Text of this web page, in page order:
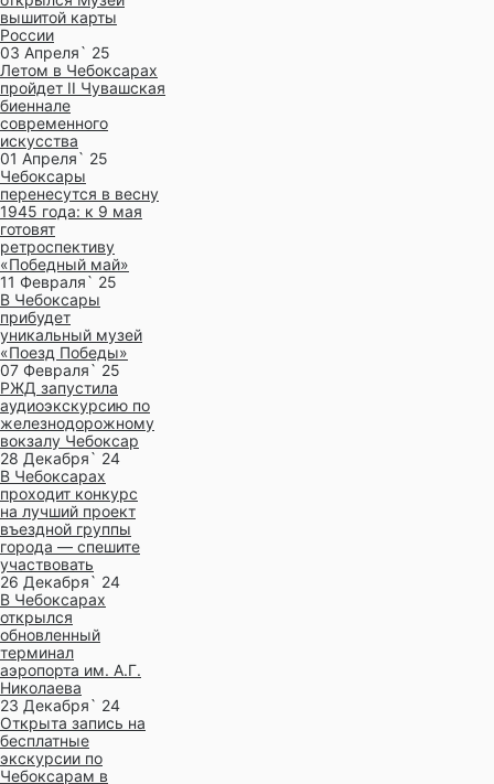
вышитой карты
России
03 Апреля` 25
Летом в Чебоксарах
пройдет II Чувашская
биеннале
современного
искусства
01 Апреля` 25
Чебоксары
перенесутся в весну
1945 года: к 9 мая
готовят
ретроспективу
«Победный май»
11 Февраля` 25
В Чебоксары
прибудет
уникальный музей
«Поезд Победы»
07 Февраля` 25
РЖД запустила
аудиоэкскурсию по
железнодорожному
вокзалу Чебоксар
28 Декабря` 24
В Чебоксарах
проходит конкурс
на лучший проект
въездной группы
города — спешите
участвовать
26 Декабря` 24
В Чебоксарах
открылся
обновленный
терминал
аэропорта им. А.Г.
Николаева
23 Декабря` 24
Открыта запись на
бесплатные
экскурсии по
Чебоксарам в